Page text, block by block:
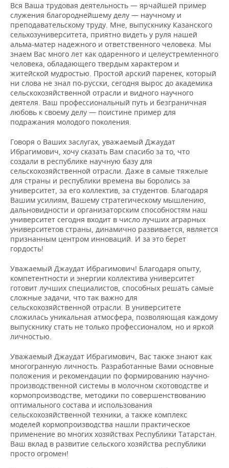
ОТКРЫТАЯ ЛЕКЦИЯ
БАСКЕТБОЛ
ВОЛЕЙБОЛ
КИБЕРСПОРТ
ФИГУРНОЕ КАТАНИЕ
ВОДНЫЕ ВИДЫ СПОРТА
ХОККЕЙ С МЯЧОМ
ИНФРАСТРУКТУРА
ИСТОРИЯ
КУЛЬТУРА
МЕДИЦИНА
ОБРАЗОВАНИЕ
ПРОИСШЕСТВИЯ
СПРАВОЧНИК
СПИСОК ПЕРСОН
СПИСОК КОМПАНИЙ
ПОЛНАЯ ВЕРСИЯ
Вся Ваша трудовая деятельность — ярчайшей пример
служения благороднейшему делу — научному и
преподавательскому труду. Мне, выпускнику Казанского
сельхозуниверситета, приятно видеть у руля нашей
альма-матер надежного и ответственного человека. Мы
знаем Вас много лет как одаренного и целеустремленного
человека, обладающего твердым характером и
житейской мудростью. Простой арский паренек, который
ни слова не знал по-русски, сегодня вырос до академика
сельскохозяйственной отрасли и видного научного
деятеля. Ваш профессиональный путь и безграничная
любовь к своему делу — поистине пример для
подражания молодого поколения.
Говоря о Ваших заслугах, уважаемый Джаудат
Ибрагимович, хочу сказать Вам спасибо за то, что
создали в республике научную базу для
сельскохозяйственной отрасли. Даже в самые тяжелые
для страны и республики времена вы боролись за
университет, за его коллектив, за студентов. Благодаря
Вашим усилиям, Вашему стратегическому мышлению,
дальновидности и организаторским способностям наш
университет сегодня входит в число лучших аграрных
университетов страны, динамично развивается, является
признанным центром инноваций. И за это берет
гордость!
Уважаемый Джаудат Ибрагимович! Благодаря опыту,
компетентности и энергии коллектива университет
готовит лучших специалистов, способных решать самые
сложные задачи, что так важно для
сельскохозяйственной отрасли. В университете
сложилась уникальная атмосфера, позволяющая каждому
выпускнику стать не только профессионалом, но и яркой
личностью.
Уважаемый Джаудат Ибрагимович, Вас также знают как
многогранную личность. Разработанные Вами основные
положения и рекомендации по формированию научно-
производственной системы в молочном скотоводстве и
кормопроизводстве, методики по совершенствованию
оптимального состава и использования
сельскохозяйственной техники, а также комплекс
моделей кормопроизводства нашли практическое
применение во многих хозяйствах Республики Татарстан.
Ваш вклад в развитие сельского хозяйства республики
просто огромен!